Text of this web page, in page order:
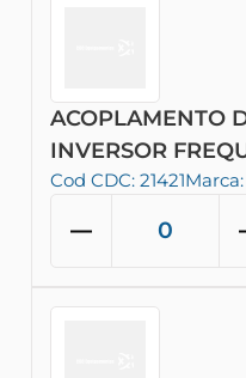
ACOPLAMENTO
INVERSOR
Cod CDC: 21421